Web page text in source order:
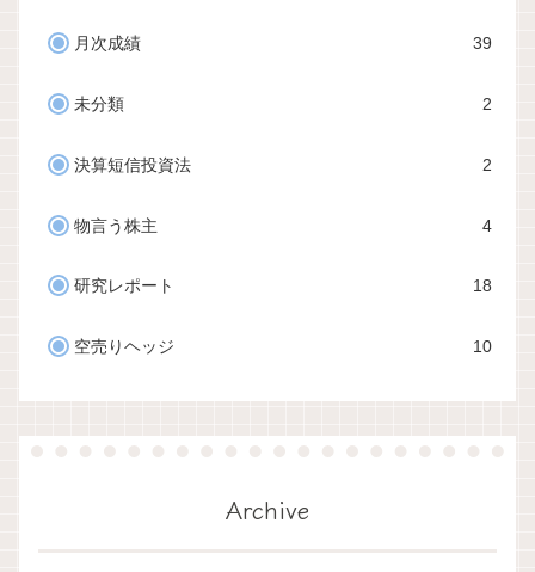
月次成績 39
未分類 2
決算短信投資法 2
物言う株主 4
研究レポート 18
空売りヘッジ 10
Archive